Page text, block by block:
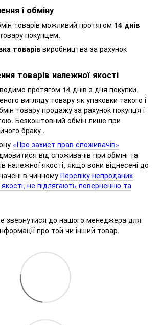
і обміну
товарів можливий протягом 14 днів
покупцем.
товарів виробництва за рахунок
товарів належної якості
протягом 14 днів з дня покупки,
вигляду товару як упаковки такого і
товару продажу за рахунок покупця і
Безкоштовний обмін лише при
браку .
«Про захист прав споживачів»
від споживачів при обміні та
належної якості, якщо вони віднесені до
в чинному Переліку непроданих
не підлягають поверненню та
звернутися до нашого менеджера для
про той чи інший товар.